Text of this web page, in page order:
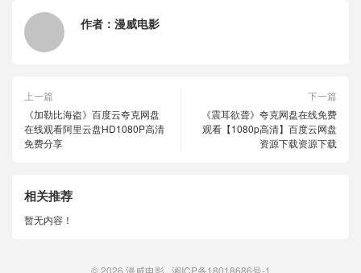
作者： 漫威电影
上一篇
《加勒比海盗》百度云夸克网盘
在线观看阿里云盘HD1080P高清
免费分享
下一篇
《震耳欲聋》夸克网盘在线免费
观看【1080p高清】百度云网盘
资源下载资源下载
相关推荐
暂无内容！
© 2026 漫威电影 湘ICP备18018686号-1